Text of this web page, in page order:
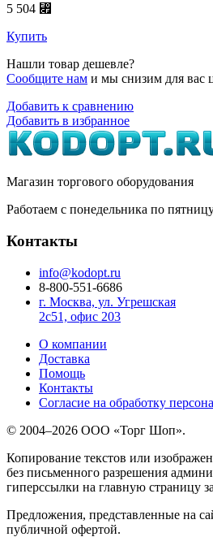
5 504 ⃏
Купить
Нашли товар дешевле?
Сообщите нам и мы снизим для вас
Добавить к сравнению
Добавить в избранное
Магазин торгового оборудования
Работаем с понедельника по
Контакты
info@kodopt.ru
8-800-551-6686
г. Москва, ул. Угрешская
2с51, офис 203
О компании
Доставка
Помощь
Контакты
Согласие на обработку
© 2004–2026 ООО «Торг Шоп».
Копирование текстов или
без письменного разрешения
гиперссылки на главную страницу
Предложения, представленные на
публичной офертой.